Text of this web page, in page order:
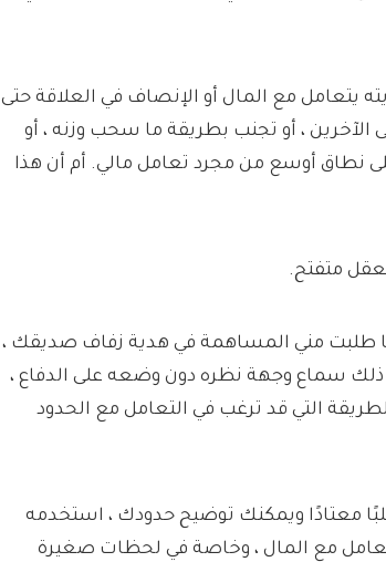
مع المال أو الإنصاف في العلاقة حتى
الآخرين ، أو تجنب بطريقة ما سحب وزنه ، أو
نطاق أوسع من مجرد تعامل مالي. أم أن هذا
متفتح.
طلبت مني المساهمة في هدية زفاف صديقك ،
ذلك سماع وجهة نظره دون وضعه على الدفاع ،
التي قد ترغب في التعامل مع الحدود
معتادًا ويمكنك توضيح حدودك ، استخدمه
مع المال ، وخاصة في لحظات صغيرة